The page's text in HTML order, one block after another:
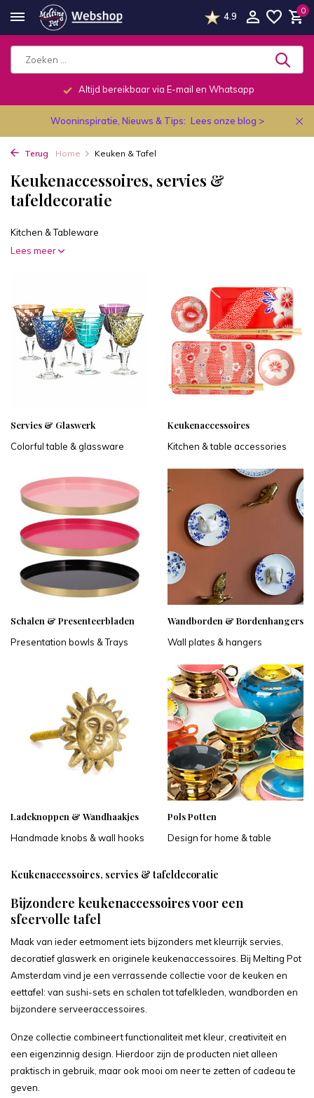
4.9
0
Altijd bereikbaar via E-mail en Whatsapp
Wooninspiratie, Nieuws & Tips: Lees onze blog >
Terug Home Keuken & Tafel
Keukenaccessoires, servies &
tafeldecoratie
Kitchen & Tableware
Lees meer
Servies & Glaswerk
Colorful table & glassware
Keukenaccessoires
Kitchen & table accessories
Schalen & Presenteerbladen
Presentation bowls & Trays
Wandborden & Bordenhangers
Wall plates & hangers
Ladeknoppen & Wandhaakjes
Handmade knobs & wall hooks
Pols Potten
Design for home & table
Keukenaccessoires, servies & tafeldecoratie
Bijzondere keukenaccessoires voor een
sfeervolle tafel
Maak van ieder eetmoment iets bijzonders met kleurrijk servies,
decoratief glaswerk en originele keukenaccessoires. Bij Melting Pot
Amsterdam vind je een verrassende collectie voor de keuken en
eettafel: van sushi-sets en schalen tot tafelkleden, wandborden en
bijzondere serveeraccessoires.
Onze collectie combineert functionaliteit met kleur, creativiteit en
een eigenzinnig design. Hierdoor zijn de producten niet alleen
praktisch in gebruik, maar ook mooi om neer te zetten of cadeau te
geven.